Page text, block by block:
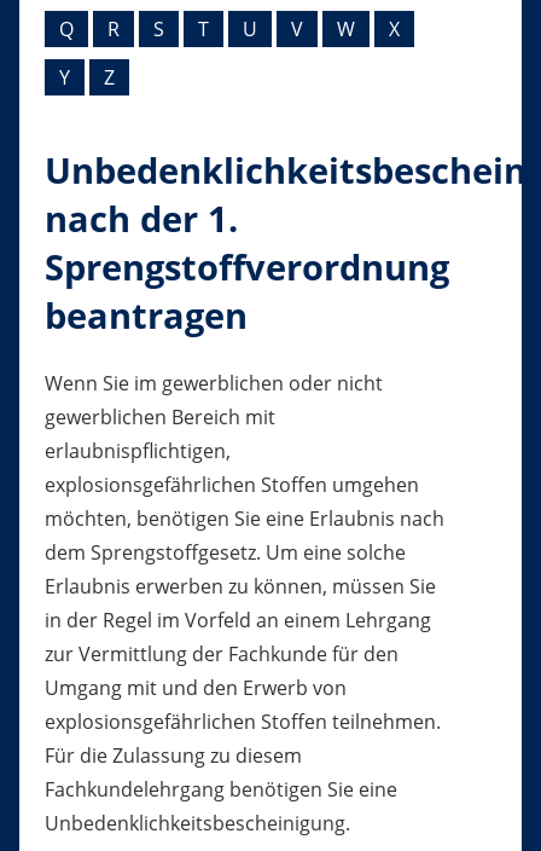
Q
R S T U V W
X
Y
Z
nach der 1.
Sprengstoffverordnung
beantragen
Wenn Sie im gewerblichen oder nicht
gewerblichen Bereich mit
erlaubnispflichtigen,
explosionsgefährlichen Stoffen umgehen
möchten, benötigen Sie eine Erlaubnis nach
dem Sprengstoffgesetz. Um eine solche
Erlaubnis erwerben zu können, müssen Sie
in der Regel im Vorfeld an einem Lehrgang
zur Vermittlung der Fachkunde für den
Umgang mit und den Erwerb von
explosionsgefährlichen Stoffen teilnehmen.
Für die Zulassung zu diesem
Fachkundelehrgang benötigen Sie eine
Unbedenklichkeitsbescheinigung.